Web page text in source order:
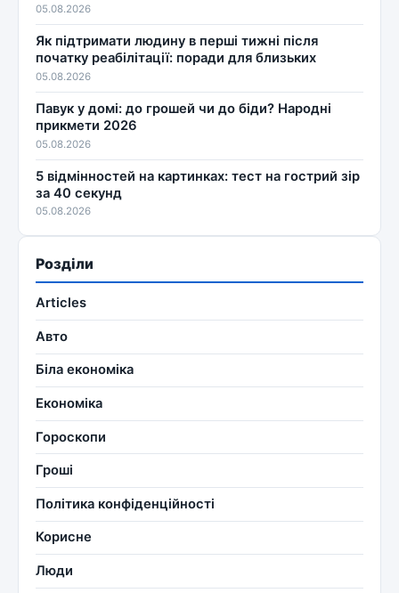
05.08.2026
Як підтримати людину в перші тижні після
початку реабілітації: поради для близьких
05.08.2026
Павук у домі: до грошей чи до біди? Народні
прикмети 2026
05.08.2026
5 відмінностей на картинках: тест на гострий зір
за 40 секунд
05.08.2026
Розділи
Articles
Авто
Біла економіка
Економіка
Гороскопи
Гроші
Політика конфіденційності
Корисне
Люди